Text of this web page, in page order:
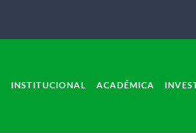
INSTITUCIONAL ACADÉMICA